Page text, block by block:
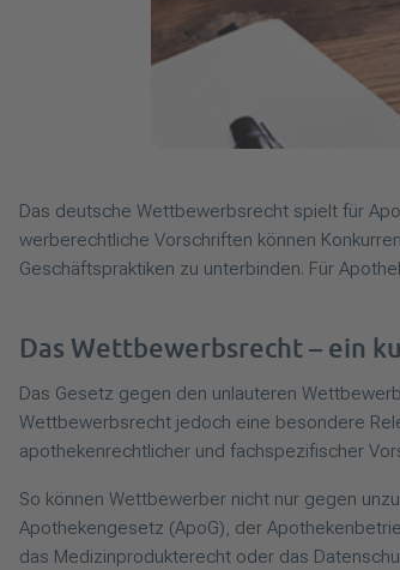
Das deutsche Wettbewerbsrecht spielt für
werberechtliche Vorschriften können
Geschäftspraktiken zu unterbinden. Für
Das Wettbewerbsrecht – ein
Das Gesetz gegen den unlauteren
Wettbewerbsrecht jedoch eine besondere
apothekenrechtlicher und fachspezifischer
So können Wettbewerber nicht nur gegen
Apothekengesetz (ApoG), der
das Medizinprodukterecht oder das